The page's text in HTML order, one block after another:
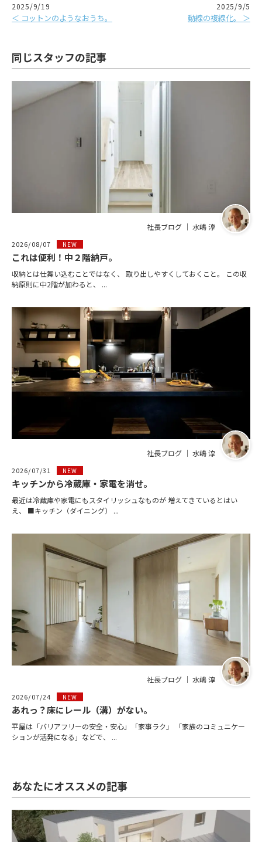
2025/9/19
＜ コットンのようなおうち。
2025/9/5
動線の複線化。 ＞
同じスタッフの記事
社長ブログ ｜ 水嶋 淳
2026/08/07 NEW
これは便利！中２階納戸。
収納とは仕舞い込むことではなく、 取り出しやすくしておくこと。 この収
納原則に中2階が加わると、 ...
社長ブログ ｜ 水嶋 淳
2026/07/31 NEW
キッチンから冷蔵庫・家電を消せ。
最近は冷蔵庫や家電にもスタイリッシュなものが 増えてきているとはい
え、 ■キッチン（ダイニング） ...
社長ブログ ｜ 水嶋 淳
2026/07/24 NEW
あれっ？床にレール（溝）がない。
平屋は「バリアフリーの安全・安心」「家事ラク」 「家族のコミュニケー
ションが活発になる」などで、 ...
あなたにオススメの記事